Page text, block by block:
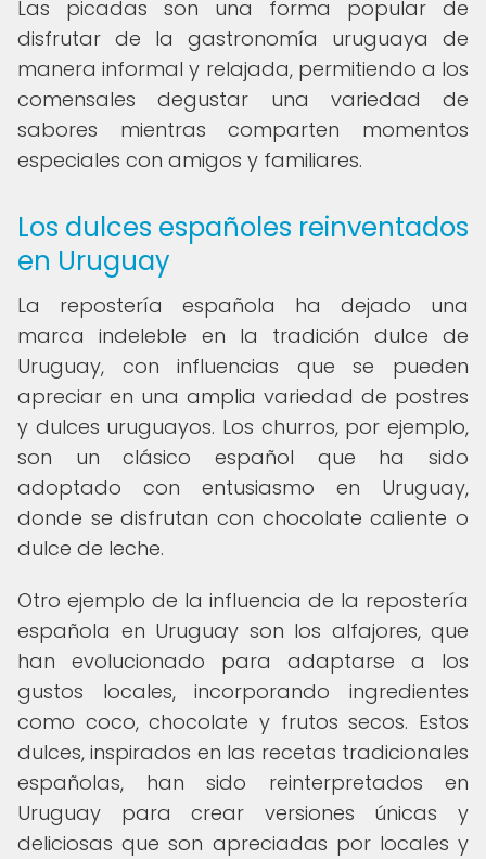
Las picadas son una forma popular de
disfrutar de la gastronomía uruguaya de
manera informal y relajada, permitiendo a los
comensales degustar una variedad de
sabores mientras comparten momentos
especiales con amigos y familiares.
Los dulces españoles reinventados
en Uruguay
La repostería española ha dejado una
marca indeleble en la tradición dulce de
Uruguay, con influencias que se pueden
apreciar en una amplia variedad de postres
y dulces uruguayos. Los churros, por ejemplo,
son un clásico español que ha sido
adoptado con entusiasmo en Uruguay,
donde se disfrutan con chocolate caliente o
dulce de leche.
Otro ejemplo de la influencia de la repostería
española en Uruguay son los alfajores, que
han evolucionado para adaptarse a los
gustos locales, incorporando ingredientes
como coco, chocolate y frutos secos. Estos
dulces, inspirados en las recetas tradicionales
españolas, han sido reinterpretados en
Uruguay para crear versiones únicas y
deliciosas que son apreciadas por locales y